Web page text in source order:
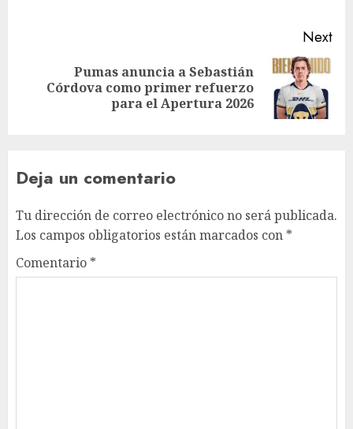
Next
Pumas anuncia a Sebastián
Córdova como primer refuerzo
para el Apertura 2026
Deja un comentario
Tu dirección de correo electrónico no será publicada.
Los campos obligatorios están marcados con *
Comentario *